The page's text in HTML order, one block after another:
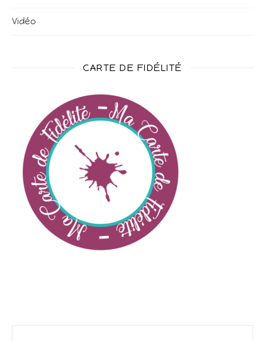
Vidéo
CARTE DE FIDÉLITÉ